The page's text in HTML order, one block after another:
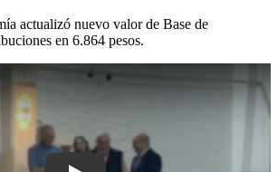
actualizó nuevo valor de Base de
en 6.864 pesos.